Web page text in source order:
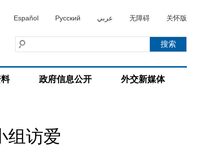
Español Русский عربي 无障碍 关怀版
政府信息公开 外交新媒体
组访爱